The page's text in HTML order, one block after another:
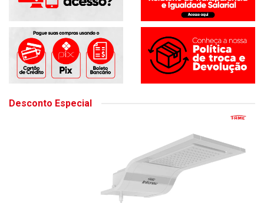
R$ 1.500,00
Obs: Válido apenas para primeiras compras a partir de 05/11/2025